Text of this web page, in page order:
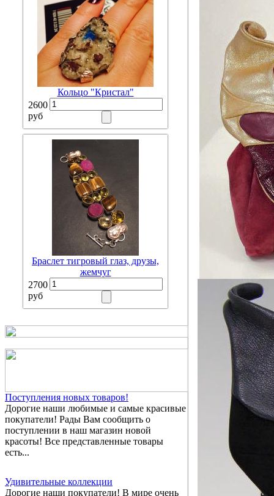
Кольцо "Кристал"
2600
руб
Браслет тигровый глаз, друзы,
жемчуг
2700
руб
Поступления новых товаров!
Дорогие наши любимые и самые красивые
покупатели! Рады Вам сообщить о
поступлении в наш магазин новой
красоты! Все представленные товары
есть...
Удивительные коллекции
Дорогие наши покупатели! В мире очень